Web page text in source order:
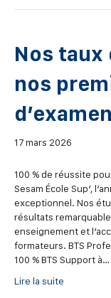
Nos
nos
17 mars 2026
100 % de réussite
Sesam École Sup’,
exceptionnel. Nos
résultats
enseignement et
formateurs. BTS
100 % BTS Support à…
Lire la suite